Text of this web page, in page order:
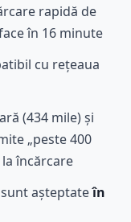
rapidă de
în 16 minute
cu rețeaua
(434 mile) și
„peste 400
încărcare
așteptateîn